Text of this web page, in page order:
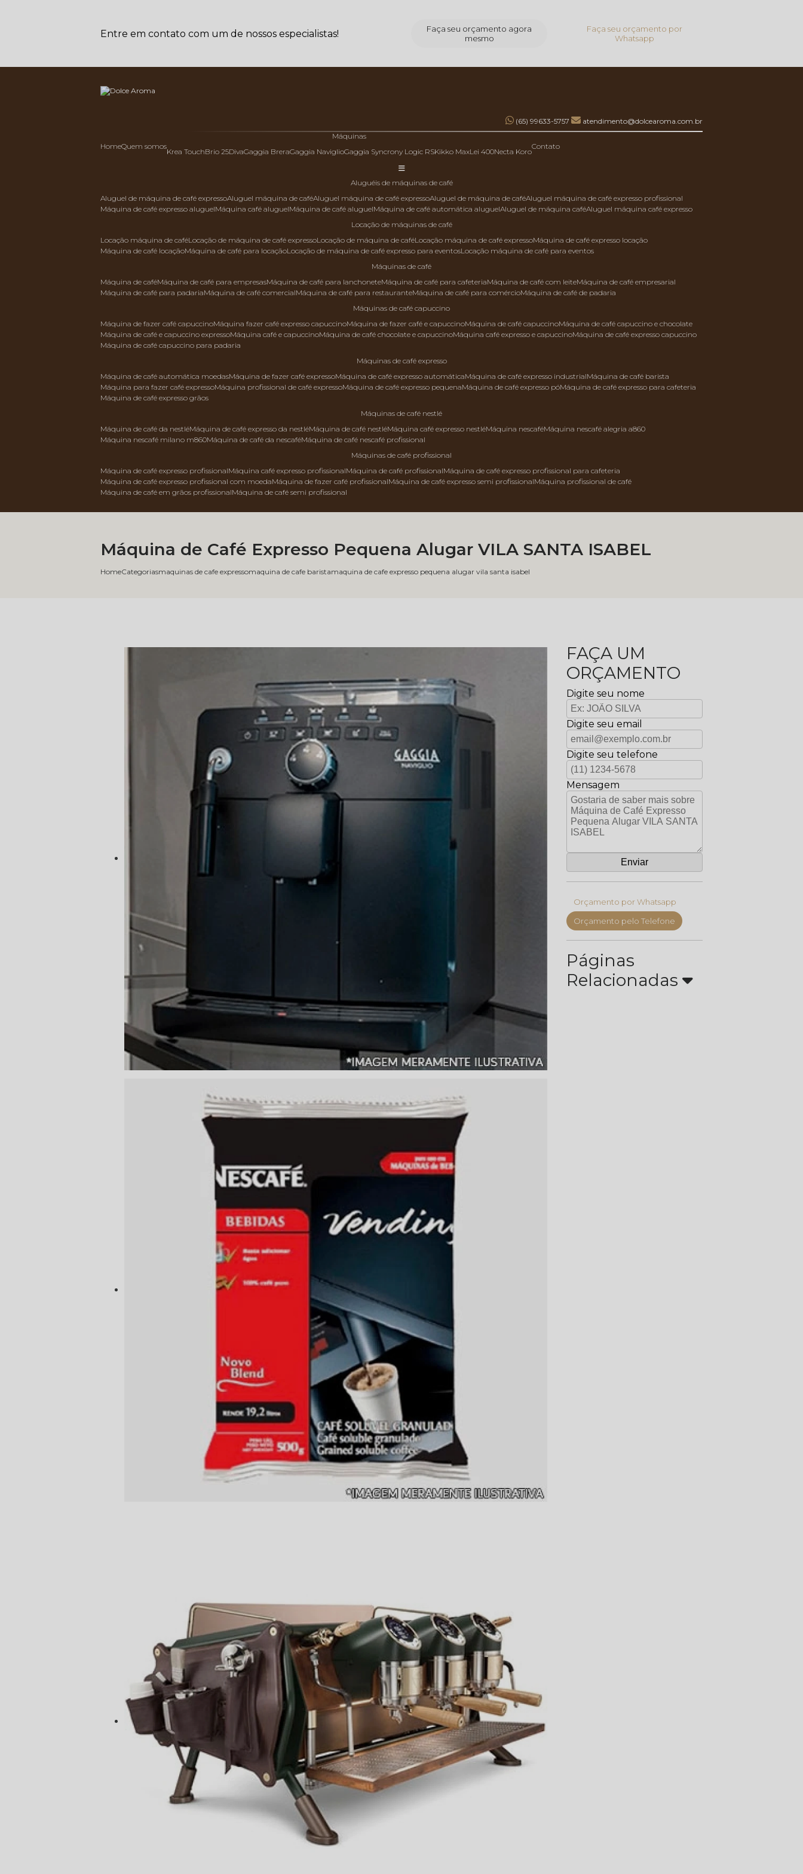
Entre em contato com um de nossos especialistas!
Faça seu orçamento agora
mesmo
Faça seu orçamento por
Whatsapp
(65) 99633-5757 atendimento@dolcearoma.com.br
Home Quem somos
Máquinas
Krea Touch
Brio 25 Diva Gaggia Brera Gaggia Naviglio Gaggia Syncrony Logic RS Kikko Max Lei 400 Necta Koro
Contato
aluguéis de máquinas de café
aluguel de máquina de café expresso aluguel máquina de café aluguel máquina de café expresso aluguel de máquina de café aluguel máquina de café expresso profissional
máquina de café expresso aluguel
máquina café aluguel máquina de café aluguel máquina de café automática aluguel aluguel de máquina café aluguel máquina café expresso
locação de máquinas de café
locação máquina de café locação de máquina de café expresso locação de máquina de café locação máquina de café expresso
máquina de café expresso locação
máquina de café locação
máquina de café para locação locação de máquina de café expresso para eventos locação máquina de café para eventos
máquinas de café
máquina de café
máquina de café para empresas máquina de café para lanchonete máquina de café para cafeteria máquina de café com leite
máquina de café empresarial
máquina de café para padaria
máquina de café comercial máquina de café para restaurante máquina de café para comércio
máquina de café de padaria
máquinas de café capuccino
máquina de fazer café capuccino
máquina fazer café expresso capuccino máquina de fazer café e capuccino máquina de café capuccino
máquina de café capuccino e chocolate
máquina de café e capuccino expresso
máquina café e capuccino máquina de café chocolate e capuccino máquina café expresso e capuccino
máquina de café expresso capuccino
máquina de café capuccino para padaria
máquinas de café expresso
máquina de café automática moedas
máquina de fazer café expresso máquina de café expresso automática máquina de café expresso industrial
máquina de café barista
máquina para fazer café expresso
máquina profissional de café expresso máquina de café expresso pequena máquina de café expresso pó
máquina de café expresso para cafeteria
máquina de café expresso grãos
máquinas de café nestlé
máquina de café da nestlé
máquina de café expresso da nestlé máquina de café nestlé máquina café expresso nestlé máquina nescafé
máquina nescafé alegria a860
máquina nescafé milano m860
máquina de café da nescafé
máquina de café nescafé profissional
máquinas de café profissional
máquina de café expresso profissional
máquina café expresso profissional máquina de café profissional
máquina de café expresso profissional para cafeteria
máquina de café expresso profissional com moeda
máquina de fazer café profissional máquina de café expresso semi profissional
máquina profissional de café
máquina de café em grãos profissional
máquina de café semi profissional
HomeCategoriasmaquinas de cafe expressomaquina de cafe baristamaquina de cafe expresso pequena alugar vila santa isabel
Máquina de Café Expresso Pequena Alugar VILA SANTA ISABEL
FAÇA UM
ORÇAMENTO
Digite seu nome
Digite seu email
Digite seu telefone
Mensagem
Orçamento por Whatsapp
Orçamento pelo Telefone
Páginas
Relacionadas